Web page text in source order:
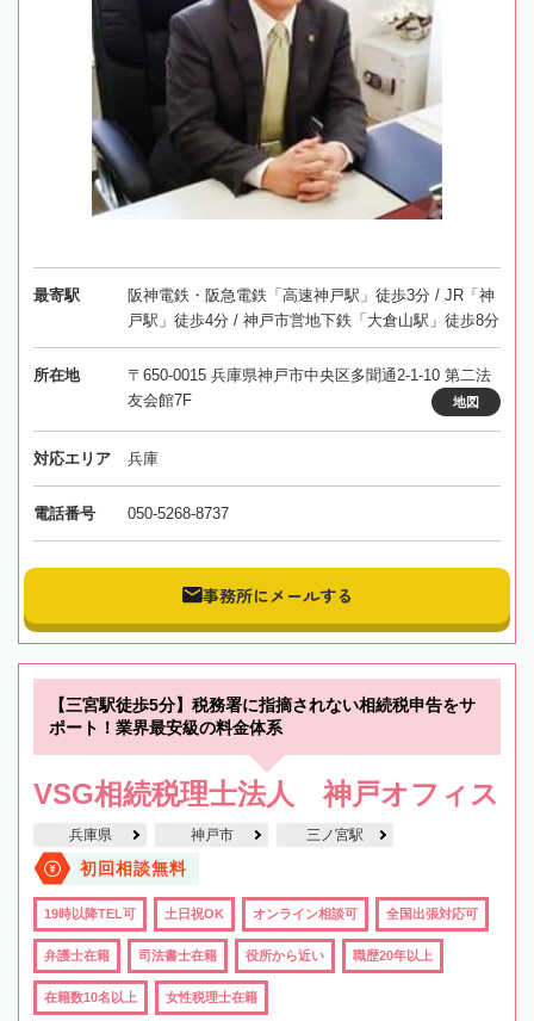
最寄駅
阪神電鉄・阪急電鉄「高速神戸駅」徒歩3分 / JR「神
戸駅」徒歩4分 / 神戸市営地下鉄「大倉山駅」徒歩8分
所在地
〒650-0015 兵庫県神戸市中央区多聞通2-1-10 第二法
友会館7F
地図
対応エリア 兵庫
電話番号 050-5268-8737
事務所にメールする
【三宮駅徒歩5分】税務署に指摘されない相続税申告をサ
ポート！業界最安級の料金体系
VSG相続税理士法人 神戸オフィス
兵庫県 神戸市 三ノ宮駅
初回相談無料
19時以降TEL可 土日祝OK オンライン相談可 全国出張対応可
弁護士在籍 司法書士在籍 役所から近い 職歴20年以上
在籍数10名以上 女性税理士在籍